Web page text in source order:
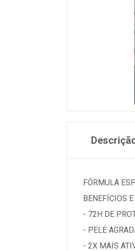
FÓRMULA
BENEFÍCIOS
- 72H DE
- PELE
- 2X MAIS